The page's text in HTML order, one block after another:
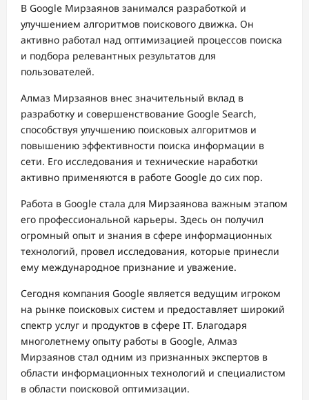
В Google Мирзаянов занимался разработкой и
улучшением алгоритмов поискового движка. Он
активно работал над оптимизацией процессов поиска
и подбора релевантных результатов для
пользователей.
Алмаз Мирзаянов внес значительный вклад в
разработку и совершенствование Google Search,
способствуя улучшению поисковых алгоритмов и
повышению эффективности поиска информации в
сети. Его исследования и технические наработки
активно применяются в работе Google до сих пор.
Работа в Google стала для Мирзаянова важным этапом
его профессиональной карьеры. Здесь он получил
огромный опыт и знания в сфере информационных
технологий, провел исследования, которые принесли
ему международное признание и уважение.
Сегодня компания Google является ведущим игроком
на рынке поисковых систем и предоставляет широкий
спектр услуг и продуктов в сфере IT. Благодаря
многолетнему опыту работы в Google, Алмаз
Мирзаянов стал одним из признанных экспертов в
области информационных технологий и специалистом
в области поисковой оптимизации.